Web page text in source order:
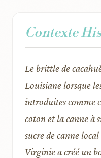
Contexte
Le brittle de
Louisiane lorsque
introduites comme
coton et la canne à
sucre de canne local
Virginie a créé un